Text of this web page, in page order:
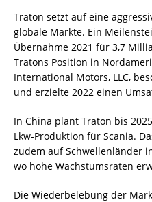
Traton setzt auf eine
globale Märkte. Ein
Übernahme 2021 für 3,7
Tratons Position in
International Motors, LLC,
und erzielte 2022 einen
In China plant Traton bis
Lkw-Produktion für Scania.
zudem auf Schwellenländer
wo hohe Wachstumsraten
Die Wiederbelebung der